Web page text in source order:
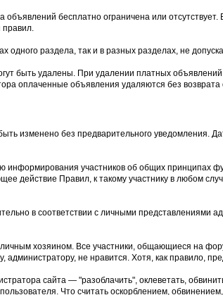
объявлений бесплатно ограничена или
одного раздела, так и в разных разделах, не
быть удалены. При удалении платных
оплаченные объявления удаляются без возврата
изменено без предварительного уведомления.
участников об общих принципах
действие Правил, к такому участнику в любом
в соответствии с личными
хозяином. Все участники, общающиеся на
администратору, не нравится. Хотя, как правило,
сайта — "разоблачить", оклеветать,
Что считать оскорблением,